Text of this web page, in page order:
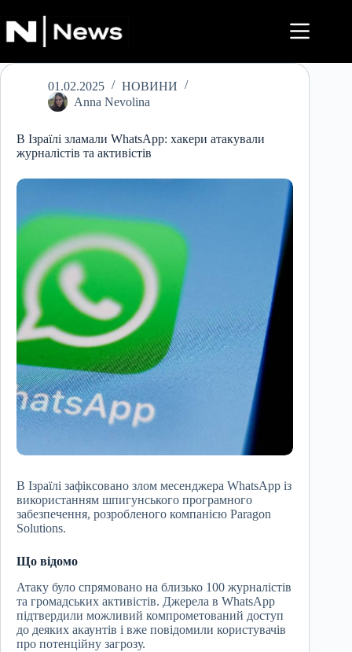
до
вмісту
01.02.2025
НОВИНИ
Anna Nevolina
В Ізраїлі зламали WhatsApp: хакери атакували
журналістів та активістів
В Ізраїлі зафіксовано злом месенджера WhatsApp із
використанням шпигунського програмного
забезпечення, розробленого компанією Paragon
Solutions.
Що відомо
Атаку було спрямовано на близько 100 журналістів
та громадських активістів. Джерела в WhatsApp
підтвердили можливий компрометований доступ
до деяких акаунтів і вже повідомили користувачів
про потенційну загрозу.